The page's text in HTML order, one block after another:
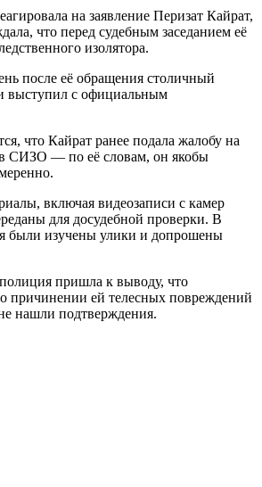
на заявление Перизат Кайрат,
что перед судебным заседанием её
изолятора.
после её обращения столичный
выступил с официальным
что Кайрат ранее подала жалобу на
СИЗО — по её словам, он якобы
включая видеозаписи с камер
для досудебной проверки. В
были изучены улики и допрошены
пришла к выводу, что
причинении ей телесных повреждений
нашли подтверждения.